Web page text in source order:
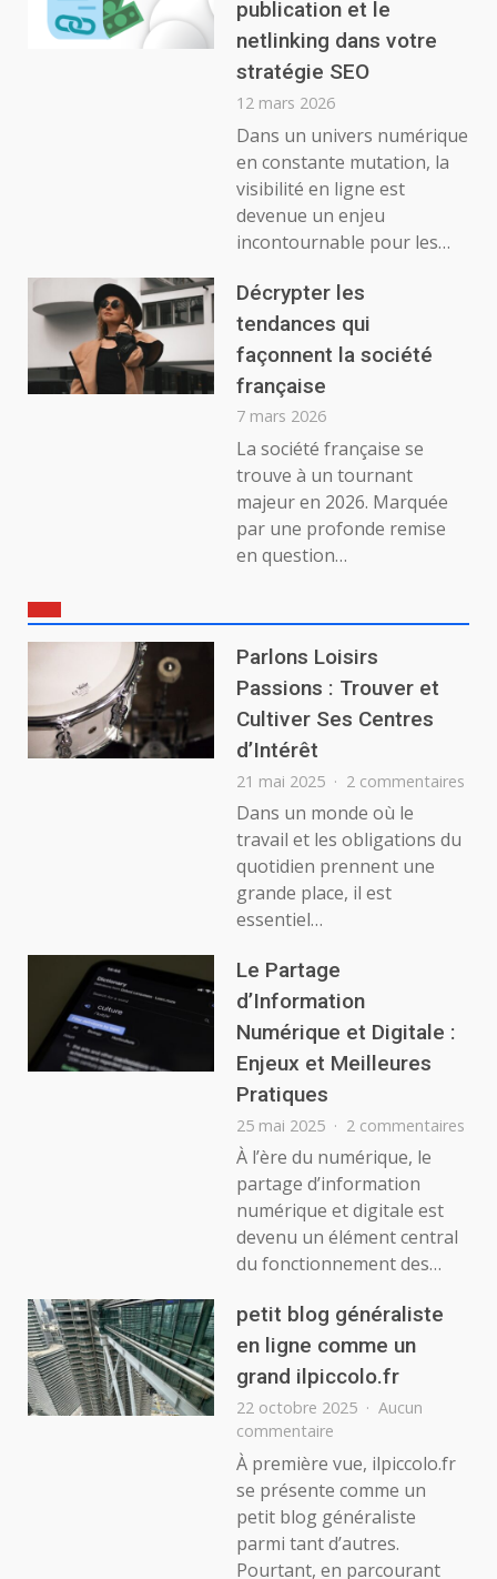
publication et le
netlinking dans votre
stratégie SEO
12 mars 2026
Dans un univers numérique
en constante mutation, la
visibilité en ligne est
devenue un enjeu
incontournable pour les…
Décrypter les
tendances qui
façonnent la société
française
7 mars 2026
La société française se
trouve à un tournant
majeur en 2026. Marquée
par une profonde remise
en question…
Parlons Loisirs
Passions : Trouver et
Cultiver Ses Centres
d’Intérêt
21 mai 2025 2 commentaires
Dans un monde où le
travail et les obligations du
quotidien prennent une
grande place, il est
essentiel…
Le Partage
d’Information
Numérique et Digitale :
Enjeux et Meilleures
Pratiques
25 mai 2025 2 commentaires
À l’ère du numérique, le
partage d’information
numérique et digitale est
devenu un élément central
du fonctionnement des…
petit blog généraliste
en ligne comme un
grand ilpiccolo.fr
22 octobre 2025
Aucun
commentaire
blog
généraliste
en
ligne
comme
À première vue, ilpiccolo.fr
se présente comme un
petit blog généraliste
parmi tant d’autres.
Pourtant, en parcourant